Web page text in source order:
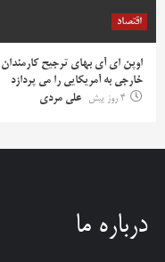
اقتصاد
اوپن ای آی بهای ترجیح کارمندان
خارجی به آمریکایی را می پردازد
4 روز پیش
علی مردی
درباره ما